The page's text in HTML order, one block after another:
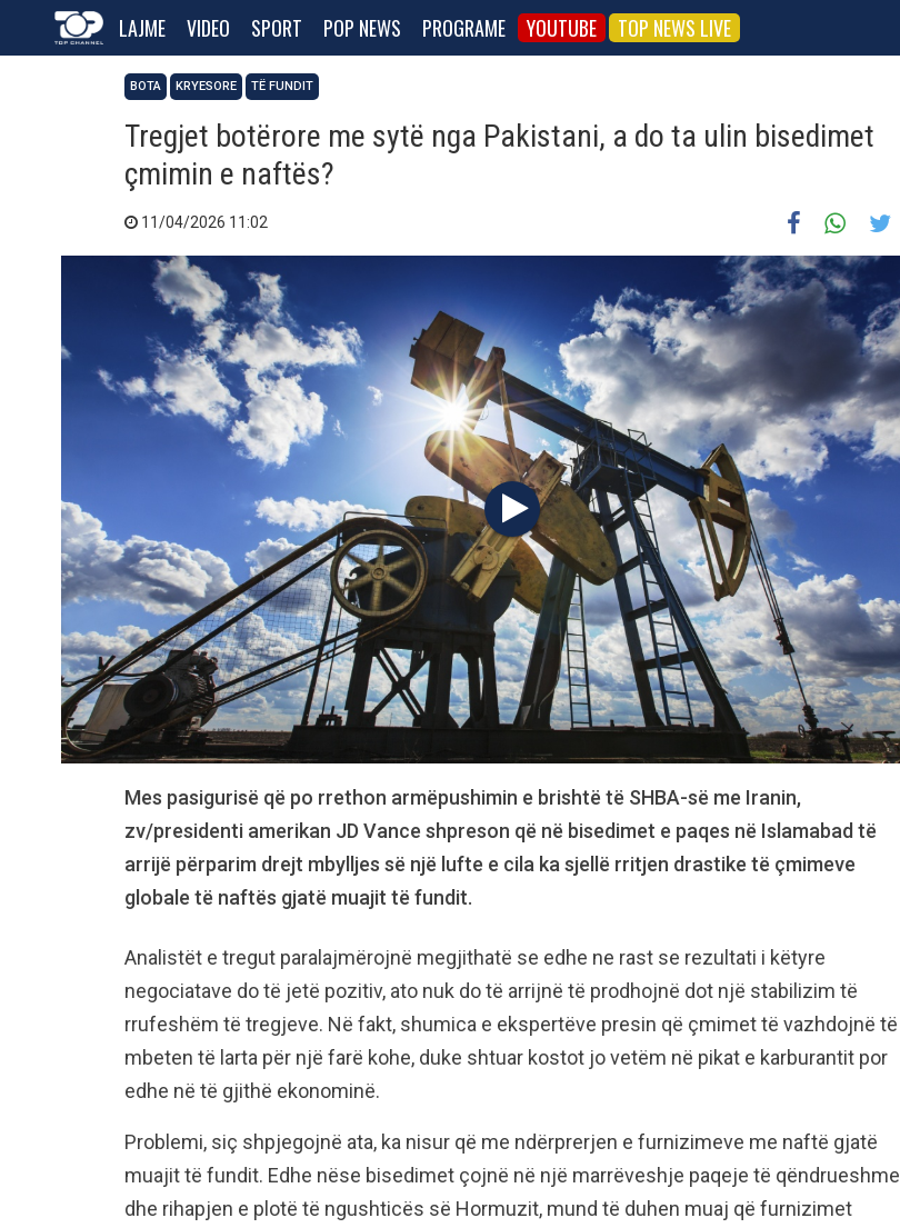
LAJME VIDEO SPORT POP NEWS PROGRAME YOUTUBE TOP NEWS LIVE
BOTA KRYESORE TË FUNDIT
Tregjet botërore me sytë nga Pakistani, a do ta ulin bisedimet
çmimin e naftës?
11/04/2026 11:02
Mes pasigurisë që po rrethon armëpushimin e brishtë të SHBA-së me Iranin,
zv/presidenti amerikan JD Vance shpreson që në bisedimet e paqes në Islamabad të
arrijë përparim drejt mbylljes së një lufte e cila ka sjellë rritjen drastike të çmimeve
globale të naftës gjatë muajit të fundit.
Analistët e tregut paralajmërojnë megjithatë se edhe ne rast se rezultati i këtyre
negociatave do të jetë pozitiv, ato nuk do të arrijnë të prodhojnë dot një stabilizim të
rrufeshëm të tregjeve. Në fakt, shumica e ekspertëve presin që çmimet të vazhdojnë të
mbeten të larta për një farë kohe, duke shtuar kostot jo vetëm në pikat e karburantit por
edhe në të gjithë ekonominë.
Problemi, siç shpjegojnë ata, ka nisur që me ndërprerjen e furnizimeve me naftë gjatë
muajit të fundit. Edhe nëse bisedimet çojnë në një marrëveshje paqeje të qëndrueshme
dhe rihapjen e plotë të ngushticës së Hormuzit, mund të duhen muaj që furnizimet